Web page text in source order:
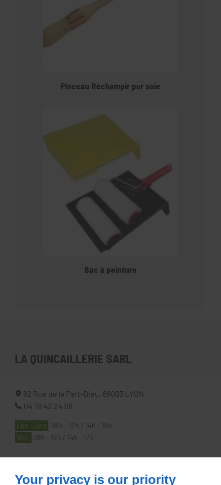
Pinceau Réchampir pur soie
Bac à peinture
LA QUINCAILLERIE SARL
82 Rue de la Part-Dieu, 69003
LYON
04 78 42 24 08
Lun - Jeu
08h - 12h / 14h - 18h
Ven
08h - 12h / 14h - 17h
À PROPOS
Your privacy is our priority